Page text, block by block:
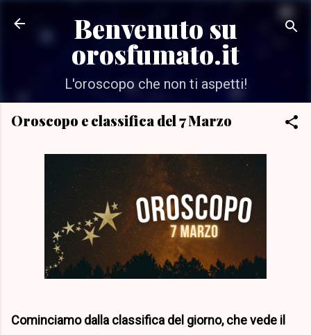
Passa ai contenuti principali
Benvenuto su
orosfumato.it
L'oroscopo che non ti aspetti!
Oroscopo e classifica del 7 Marzo
Cominciamo dalla classifica del giorno, che vede il